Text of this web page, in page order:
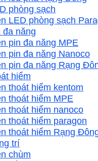
phòng sạch
LED phòng sạch
năng
pin đa năng MPE
pin đa năng Nanoco
pin đa năng Rạng
hiểm
thoát hiểm kentom
thoát hiểm MPE
thoát hiểm nanoco
thoát hiểm paragon
thoát hiểm Rạng
trí
chùm